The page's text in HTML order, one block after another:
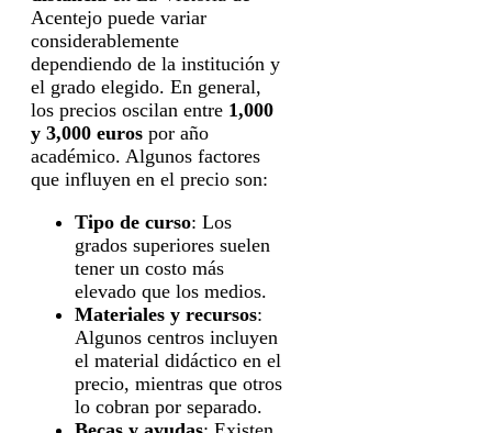
Acentejo puede variar
considerablemente
dependiendo de la institución y
el grado elegido. En general,
los precios oscilan entre 1,000
y 3,000 euros por año
académico. Algunos factores
que influyen en el precio son:
Tipo de curso: Los
grados superiores suelen
tener un costo más
elevado que los medios.
Materiales y recursos:
Algunos centros incluyen
el material didáctico en el
precio, mientras que otros
lo cobran por separado.